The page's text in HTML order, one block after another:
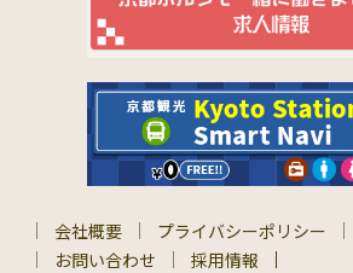
会社概要 プライバシーポリシー
お問い合わせ
採用情報